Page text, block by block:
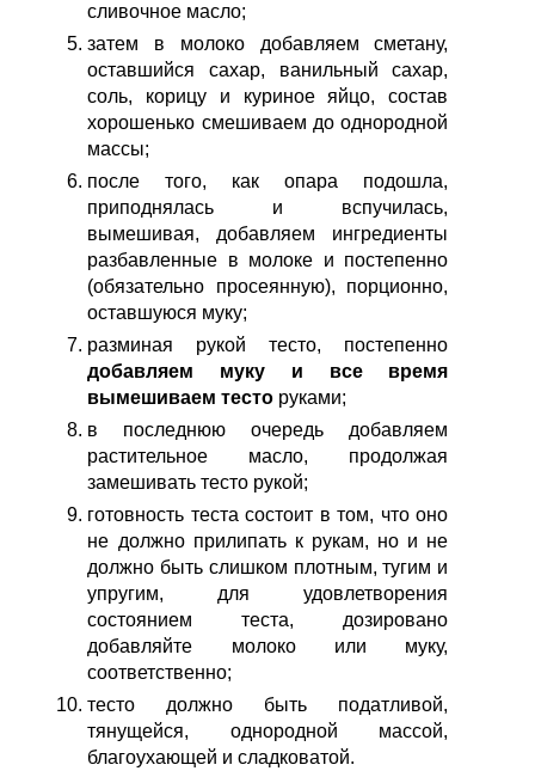
сливочное масло;
затем в молоко добавляем сметану,
оставшийся сахар, ванильный сахар,
соль, корицу и куриное яйцо, состав
хорошенько смешиваем до однородной
массы;
после того, как опара подошла,
приподнялась и вспучилась,
вымешивая, добавляем ингредиенты
разбавленные в молоке и постепенно
(обязательно просеянную), порционно,
оставшуюся муку;
разминая рукой тесто, постепенно
добавляем муку и все время
вымешиваем тесто руками;
в последнюю очередь добавляем
растительное масло, продолжая
замешивать тесто рукой;
готовность теста состоит в том, что оно
не должно прилипать к рукам, но и не
должно быть слишком плотным, тугим и
упругим, для удовлетворения
состоянием теста, дозировано
добавляйте молоко или муку,
соответственно;
тесто должно быть податливой,
тянущейся, однородной массой,
благоухающей и сладковатой.